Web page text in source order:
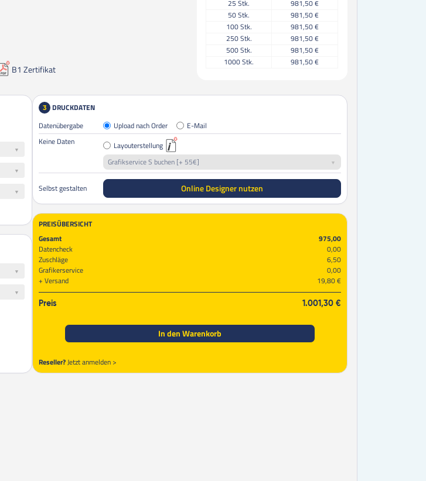
25 Stk.
981,50 €
50Stk.
981,50 €
100Stk.
981,50 €
250Stk.
981,50 €
500Stk.
981,50 €
1000Stk. 981,50 €
B1 Zertifikat
3
DRUCKDATEN
Datenübergabe
Upload nach Order
E-Mail
Keine Daten
Layouterstellung
Grafikservice S buchen [+ 55€]
Selbst gestalten Online Designer nutzen
PREISÜBERSICHT
Gesamt
975,00
Datencheck
0,00
Zuschläge
6,50
Grafikerservice
0,00
Versand
19,80 €
Preis 1.001,30 €
In den Warenkorb
Reseller?Jetzt anmelden >